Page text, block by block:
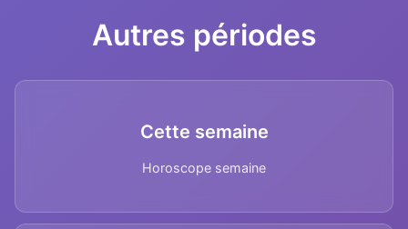
Autres périodes
Cette semaine
Horoscope semaine